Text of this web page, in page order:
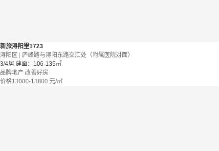
新旅浔阳里1723
浔阳区 | 庐峰路与浔阳东路交汇处（附属医院对面）
3/4居 建面：106-135㎡
品牌地产 改善好房
价格13000-13800 元/㎡